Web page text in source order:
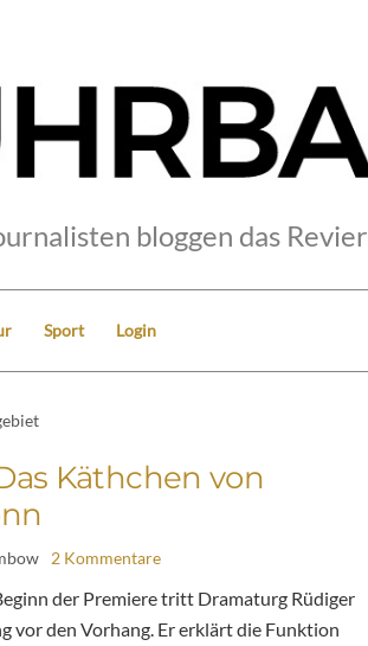
bloggen das Revier
Sport Login
Käthchen von
2 Kommentare
der Premiere tritt Dramaturg Rüdiger
vor den Vorhang. Er erklärt die Funktion